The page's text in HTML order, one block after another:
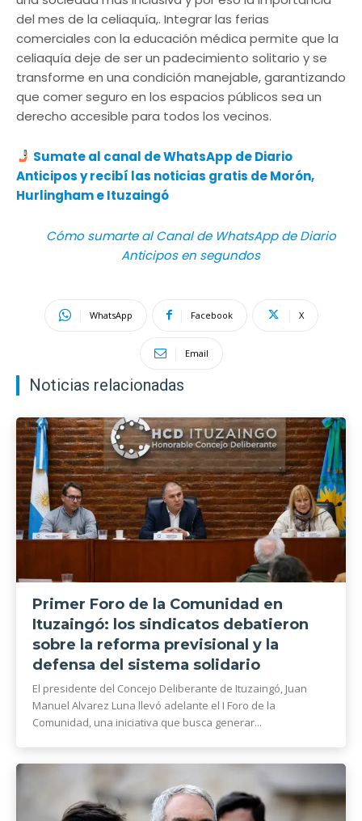
del mes de la celiaquía,. Integrar las ferias
comerciales con la educación médica permite que la
celiaquía deje de ser un padecimiento solitario y se
transforme en una condición manejable, garantizando
que comer seguro en los espacios públicos sea un
derecho accesible para todos los vecinos.
Sumate al canal de WhatsApp de Diario
Anticiposy recibí las noticias gratis de Morón,
Hurlingham e Ituzaingó
Cómo sumarte al Canal de WhatsApp de Diario
Anticipos en segundos
WhatsApp Facebook X
Email
Noticias relacionadas
Primer Foro de la Comunidad en
Ituzaingó: los sindicatos debatieron
sobre la reforma previsional y la
defensa del sistema solidario
El presidente del Concejo Deliberante de Ituzaingó, Juan
Manuel Alvarez Luna llevó adelante el I Foro de la
Comunidad, una iniciativa que busca generar...